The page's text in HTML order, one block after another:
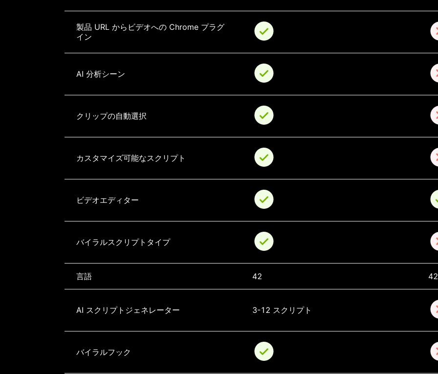
製品 URL からビデオへの Chrome プラグ
イン
AI 分析シーン
クリップの自動選択
カスタマイズ可能なスクリプト
ビデオエディター
バイラルスクリプトタイプ
言語 42 42
AI スクリプトジェネレーター 3-12 スクリプト
バイラルフック